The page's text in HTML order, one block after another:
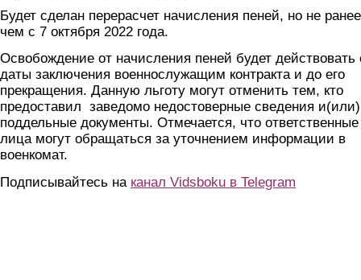
Будет сделан перерасчет начисления пеней, но не ранее
чем с 7 октября 2022 года.
Освобождение от начисления пеней будет действовать
даты заключения военнослужащим контракта и до его
прекращения. Данную льготу могут отменить тем, кто
предоставил заведомо недостоверные сведения и(или)
поддельные документы. Отмечается, что ответственные
лица могут обращаться за уточнением информации в
военкомат.
Подписывайтесь на канал Vidsboku в Telegram